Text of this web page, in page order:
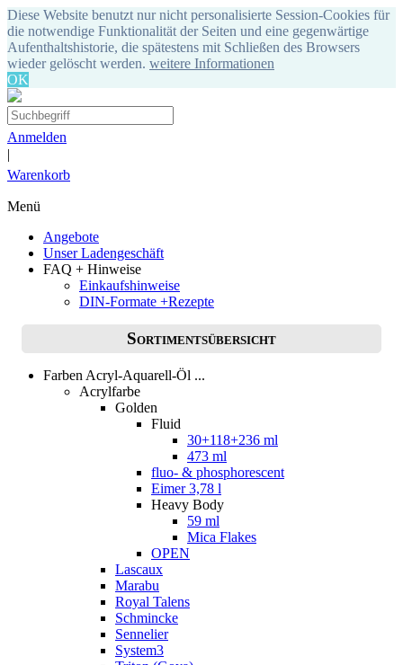
Diese Website benutzt nur nicht personalisierte Session-Cookies für
die notwendige Funktionalität der Seiten und eine gegenwärtige
Aufenthaltshistorie, die spätestens mit Schließen des Browsers
wieder gelöscht werden. weitere Informationen
OK
Anmelden
|
Warenkorb
Menü
Angebote
Unser Ladengeschäft
FAQ + Hinweise
Einkaufshinweise
DIN-Formate +Rezepte
Sortimentsübersicht
Farben Acryl-Aquarell-Öl ...
Acrylfarbe
Golden
Fluid
30+118+236 ml
473 ml
fluo- & phosphorescent
Eimer 3,78 l
Heavy Body
59 ml
Mica Flakes
OPEN
Lascaux
Marabu
Royal Talens
Schmincke
Sennelier
System3